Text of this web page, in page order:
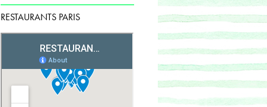
RESTAURANTS PARIS